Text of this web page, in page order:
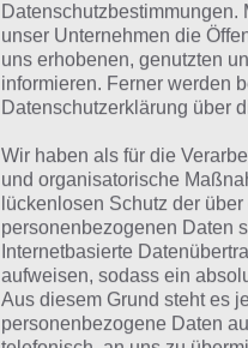
Zur Übersicht:4
unser Unternehmen die
uns erhobenen, genutzten
informieren. Ferner werden
Datenschutzerklärung über
Wir haben als für die
und organisatorische
lückenlosen Schutz der
personenbezogenen Daten
Internetbasierte
aufweisen, sodass ein
Aus diesem Grund steht es
personenbezogene Daten